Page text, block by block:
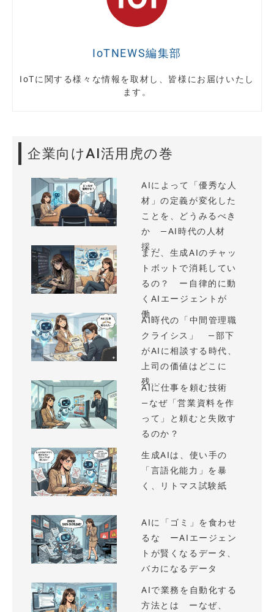
IoTNEWS編集部
IoTに関する様々な情報を取材し、皆様にお届けいたし
ます。
企業向けAI活用虎の巻
AIによって「優秀な人
材」の定義が変化した
ことを、どうみるべき
か —AI時代の人材
採...
まだ、生成AIのチャッ
トボットで消耗してい
るの？ ー自律的に動
くAIエージェントが
働...
AI時代の「中間管理職
クライシス」 —部下
がAIに相談する時代、
上司の価値はどこに
残...
AIに仕事を頼む技術
—なぜ「営業資料を作
って」と頼むと失敗す
るのか？
生成AIは、使い手の
「言語化能力」を暴
く、リトマス試験紙
AIに「ゴミ」を食わせ
るな ーAIエージェン
トが賢くなるデータ、
バカになるデータ
AIで業務を自動化する
方法とは ーなぜ、